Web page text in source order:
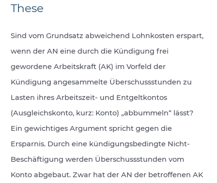
These
Sind vom Grundsatz abweichend Lohnkosten erspart,
wenn der AN eine durch die Kündigung frei
gewordene Arbeitskraft (AK) im Vorfeld der
Kündigung angesammelte Überschussstunden zu
Lasten ihres Arbeitszeit- und Entgeltkontos
(Ausgleichskonto, kurz: Konto) „abbummeln“ lässt?
Ein gewichtiges Argument spricht gegen die
Ersparnis. Durch eine kündigungsbedingte Nicht-
Beschäftigung werden Überschussstunden vom
Konto abgebaut. Zwar hat der AN der betroffenen AK